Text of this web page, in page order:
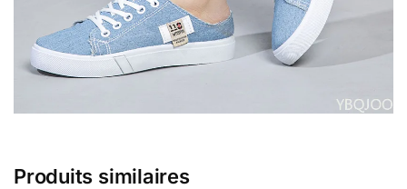
Produits similaires